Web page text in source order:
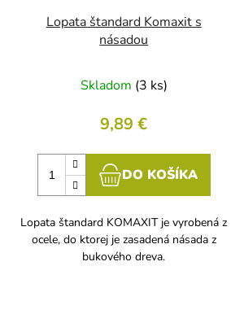
Lopata štandard Komaxit s
násadou
Skladom (3 ks)
9,89 €
DO KOŠÍKA
Lopata štandard KOMAXIT je vyrobená z
ocele, do ktorej je zasadená násada z
bukového dreva.